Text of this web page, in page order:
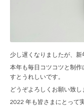
少し遅くなりましたが、新
本年も毎日コツコツと制作
すとうれしいです。
どうぞよろしくお願い致し
2022 年も皆さまにとって